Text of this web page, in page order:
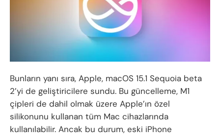
Bunların yanı sıra, Apple, macOS 15.1 Sequoia beta
2’yi de geliştiricilere sundu. Bu güncelleme, M1
çipleri de dahil olmak üzere Apple’ın özel
silikonunu kullanan tüm Mac cihazlarında
kullanılabilir. Ancak bu durum, eski iPhone